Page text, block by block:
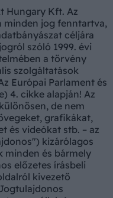
Hungary Kft. Az
minden jog fenntartva,
céljára
szóló 1999. évi
a törvény
szolgáltatások
Európai Parlament és
4. cikke alapján! Az
de nem
grafikákat,
és videókat stb. – az
kizárólagos
minden és bármely
előzetes írásbeli
kivezető